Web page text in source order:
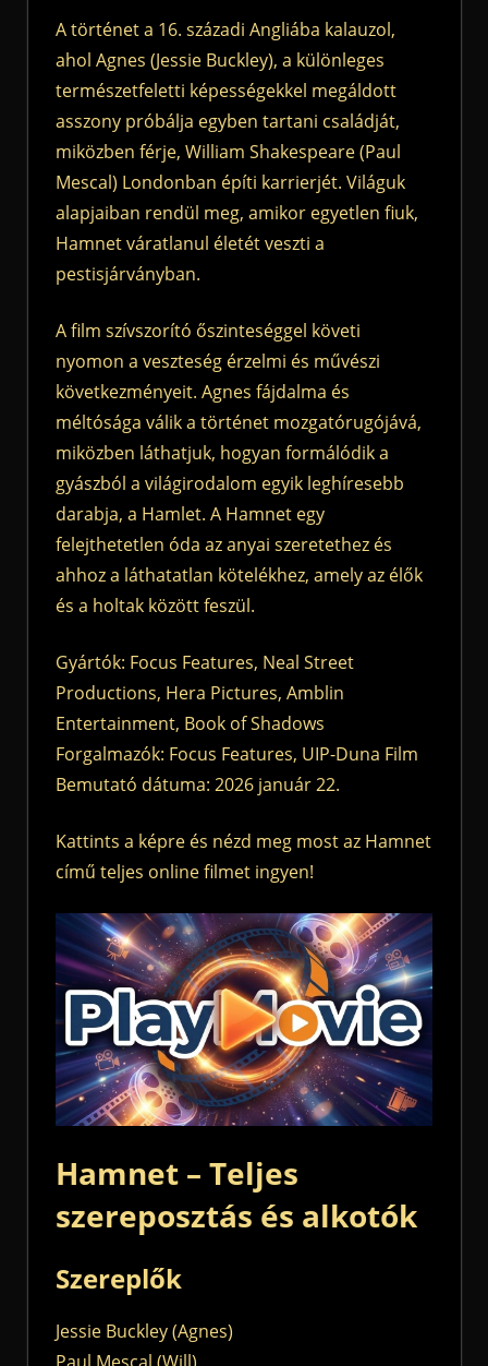
A történet a 16. századi Angliába kalauzol,
ahol Agnes (Jessie Buckley), a különleges
természetfeletti képességekkel megáldott
asszony próbálja egyben tartani családját,
miközben férje, William Shakespeare (Paul
Mescal) Londonban építi karrierjét. Világuk
alapjaiban rendül meg, amikor egyetlen fiuk,
Hamnet váratlanul életét veszti a
pestisjárványban.
A film szívszorító őszinteséggel követi
nyomon a veszteség érzelmi és művészi
következményeit. Agnes fájdalma és
méltósága válik a történet mozgatórugójává,
miközben láthatjuk, hogyan formálódik a
gyászból a világirodalom egyik leghíresebb
darabja, a Hamlet. A Hamnet egy
felejthetetlen óda az anyai szeretethez és
ahhoz a láthatatlan kötelékhez, amely az élők
és a holtak között feszül.
Gyártók: Focus Features, Neal Street
Productions, Hera Pictures, Amblin
Entertainment, Book of Shadows
Forgalmazók: Focus Features, UIP-Duna Film
Bemutató dátuma: 2026 január 22.
Kattints a képre és nézd meg most az Hamnet
című teljes online filmet ingyen!
Hamnet – Teljes
szereposztás és alkotók
Szereplők
Jessie Buckley (Agnes)
Paul Mescal (Will)